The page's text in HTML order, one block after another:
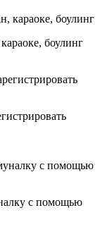
боулинг
с помощью